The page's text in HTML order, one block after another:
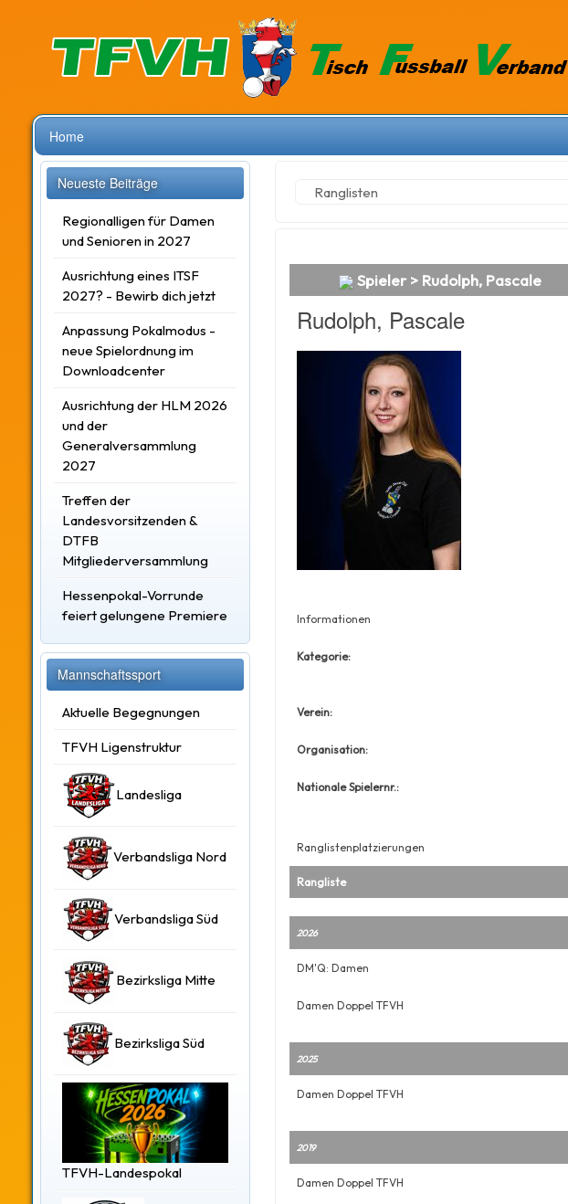
Home
Neueste Beiträge
Regionalligen für Damen
und Senioren in 2027
Ausrichtung eines ITSF
2027? - Bewirb dich jetzt
Anpassung Pokalmodus -
neue Spielordnung im
Downloadcenter
Ausrichtung der HLM 2026
und der
Generalversammlung
2027
Treffen der
Landesvorsitzenden &
DTFB
Mitgliederversammlung
Hessenpokal-Vorrunde
feiert gelungene Premiere
Mannschaftssport
Aktuelle Begegnungen
TFVH Ligenstruktur
Landesliga
Verbandsliga Nord
Verbandsliga Süd
Bezirksliga Mitte
Bezirksliga Süd
TFVH-Landespokal
Ranglisten
Spieler > Rudolph, Pascale
Rudolph, Pascale
Informationen
Kategorie:
Verein:
Organisation:
Nationale Spielernr.:
Ranglistenplatzierungen
Rangliste
2026
DM'Q: Damen
Damen Doppel TFVH
2025
Damen Doppel TFVH
2019
Damen Doppel TFVH